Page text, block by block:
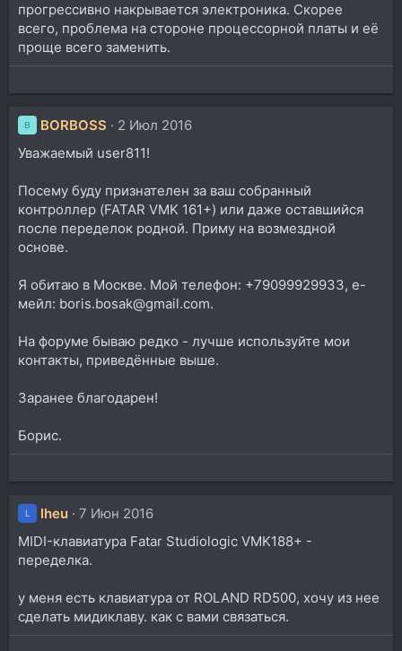
прогрессивно накрывается электроника. Скорее
всего, проблема на стороне процессорной платы и её
проще всего заменить.
B BORBOSS
2 Июл 2016
Уважаемый user811!
Посему буду признателен за ваш собранный
контроллер (FATAR VMK 161+) или даже оставшийся
после переделок родной. Приму на возмездной
основе.
Я обитаю в Москве. Мой телефон: +79099929933, е-
мейл: boris.bosak@gmail.com.
На форуме бываю редко - лучше используйте мои
контакты, приведённые выше.
Заранее благодарен!
Борис.
L lheu
7 Июн 2016
MIDI-клавиатура Fatar Studiologic VMK188+ -
переделка.
у меня есть клавиатура от ROLAND RD500, хочу из нее
сделать мидиклаву. как с вами связаться.